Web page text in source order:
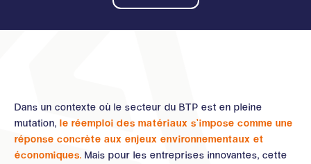
Dans un contexte où le secteur du BTP est en pleine
mutation,le réemploi des matériaux s’impose comme une
réponse concrète aux enjeux environnementaux et
économiques. Mais pour les entreprises innovantes, cette